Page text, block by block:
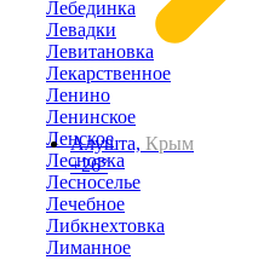
Алушта, Крым
+26°
Лебединка
Левадки
Левитановка
Лекарственное
Ленино
Ленинское
Ленское
Лесновка
Лесноселье
Лечебное
Либкнехтовка
Лиманное